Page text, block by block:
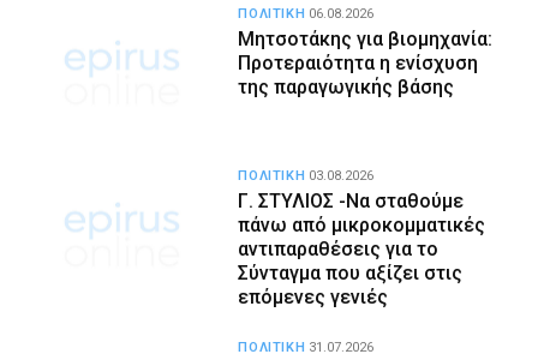
Μητσοτάκης για βιομηχανία:
Προτεραιότητα η ενίσχυση
της παραγωγικής βάσης
ΠΟΛΙΤΙΚΗ 06.08.2026
Γ. ΣΤΥΛΙΟΣ -Να σταθούμε
πάνω από μικροκομματικές
αντιπαραθέσεις για το
Σύνταγμα που αξίζει στις
επόμενες γενιές
ΠΟΛΙΤΙΚΗ 03.08.2026
ΠΟΛΙΤΙΚΗ 31.07.2026